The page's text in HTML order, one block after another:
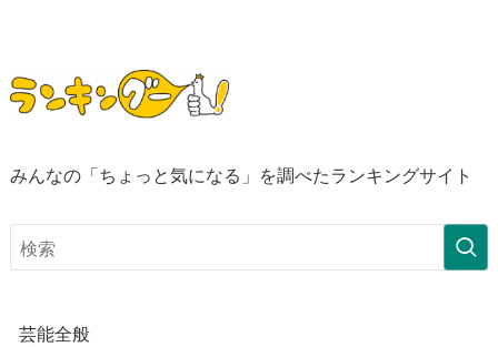
みんなの「ちょっと気になる」を調べたランキングサイト
芸能全般